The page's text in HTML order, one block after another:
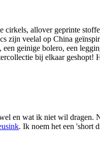
allover geprinte
zijn veelal op China
geinige bolero, een
bij elkaar geshopt!
en wat ik niet wil dragen.
. Ik noem het een 'short